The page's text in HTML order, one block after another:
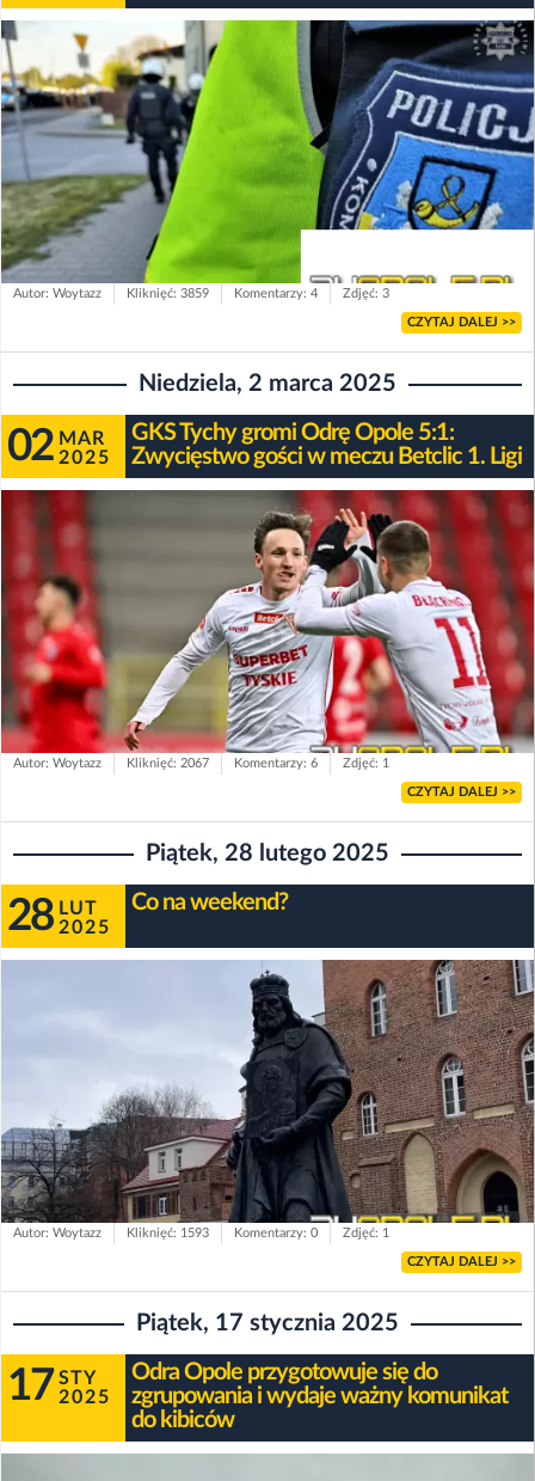
Autor: Woytazz Kliknięć: 3859 Komentarzy: 4 Zdjęć: 3
CZYTAJ DALEJ >>
Niedziela, 2 marca 2025
02 MAR
2025
GKS Tychy gromi Odrę Opole 5:1:
Zwycięstwo gości w meczu Betclic 1. Ligi
Autor: Woytazz Kliknięć: 2067 Komentarzy: 6 Zdjęć: 1
CZYTAJ DALEJ >>
Piątek, 28 lutego 2025
28 LUT
2025
Co na weekend?
Autor: Woytazz Kliknięć: 1593 Komentarzy: 0 Zdjęć: 1
CZYTAJ DALEJ >>
Piątek, 17 stycznia 2025
17 STY
2025
Odra Opole przygotowuje się do
zgrupowania i wydaje ważny komunikat
do kibiców